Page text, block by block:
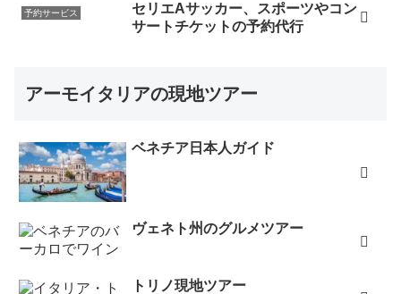
予約サービス
セリエAサッカー、スポーツやコン
サートチケットの予約代行
アーモイタリアの現地ツアー
ベネチア日本人ガイド
ヴェネト州のグルメツアー
トリノ現地ツアー